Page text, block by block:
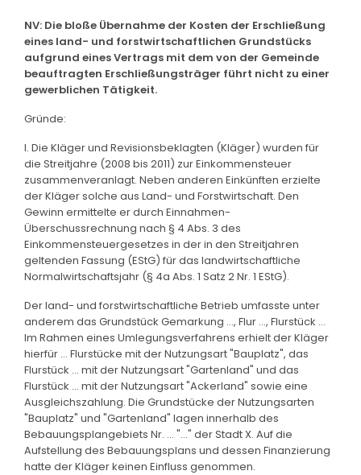
NV: Die bloße Übernahme der Kosten der Erschließung
eines land- und forstwirtschaftlichen Grundstücks
aufgrund eines Vertrags mit dem von der Gemeinde
beauftragten Erschließungsträger führt nicht zu einer
gewerblichen Tätigkeit.
Gründe:
I. Die Kläger und Revisionsbeklagten (Kläger) wurden für
die Streitjahre (2008 bis 2011) zur Einkommensteuer
zusammenveranlagt. Neben anderen Einkünften erzielte
der Kläger solche aus Land- und Forstwirtschaft. Den
Gewinn ermittelte er durch Einnahmen-
Überschussrechnung nach § 4 Abs. 3 des
Einkommensteuergesetzes in der in den Streitjahren
geltenden Fassung (EStG) für das landwirtschaftliche
Normalwirtschaftsjahr (§ 4a Abs. 1 Satz 2 Nr. 1 EStG).
Der land- und forstwirtschaftliche Betrieb umfasste unter
anderem das Grundstück Gemarkung ..., Flur ..., Flurstück ...
Im Rahmen eines Umlegungsverfahrens erhielt der Kläger
hierfür ... Flurstücke mit der Nutzungsart "Bauplatz", das
Flurstück ... mit der Nutzungsart "Gartenland" und das
Flurstück ... mit der Nutzungsart "Ackerland" sowie eine
Ausgleichszahlung. Die Grundstücke der Nutzungsarten
"Bauplatz" und "Gartenland" lagen innerhalb des
Bebauungsplangebiets Nr. ... "..." der Stadt X. Auf die
Aufstellung des Bebauungsplans und dessen Finanzierung
hatte der Kläger keinen Einfluss genommen.